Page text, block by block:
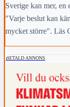
Sverige kan mer, en
"Varje beslut kan
mycket större". Läs
BETALD ANNONS